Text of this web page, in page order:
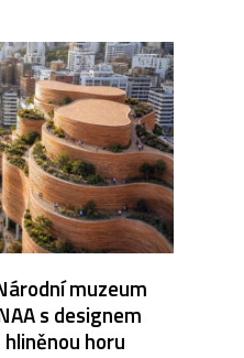
muzeum
s designem
horu